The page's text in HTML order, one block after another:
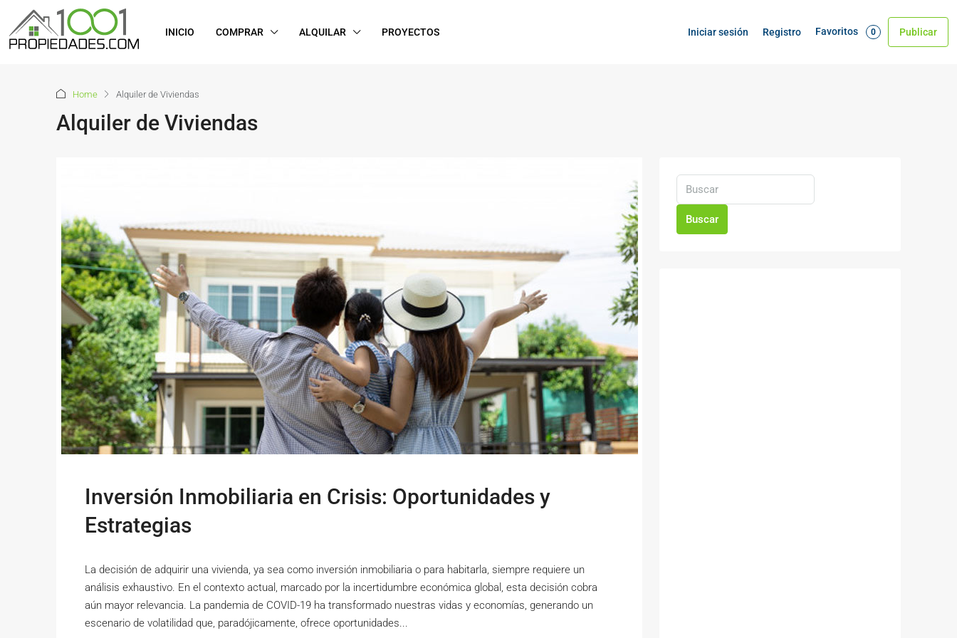
INICIO COMPRAR ALQUILAR PROYECTOS Iniciar sesión Registro Favoritos 0 Publicar
Home Alquiler de Viviendas
Alquiler de Viviendas
Inversión Inmobiliaria en Crisis: Oportunidades y
Estrategias
La decisión de adquirir una vivienda, ya sea como inversión inmobiliaria o para habitarla, siempre requiere un
análisis exhaustivo. En el contexto actual, marcado por la incertidumbre económica global, esta decisión cobra
aún mayor relevancia. La pandemia de COVID-19 ha transformado nuestras vidas y economías, generando un
escenario de volatilidad que, paradójicamente, ofrece oportunidades...
Buscar